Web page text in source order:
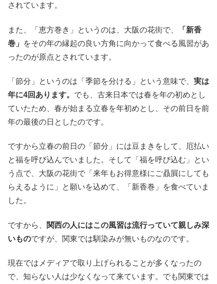
されています。
また、「恵方巻き」というのは、大阪の花街で、
「新香
巻」
をその年の縁起の良い方角に向かって食べる風習があ
ったのが原点とされています。
「節分」というのは「季節を分ける」という意味で、 実は
年に4回あります。 でも、古来日本では春を年の初めとし
ていたため、春が始まる立春を年初めとし、その前日を前
年の最後の日としたのです。
ですから立春の前日の「節分」には豆まきをして、厄払い
と福を呼び込んでいました。そして「福を呼び込む」とい
う点で、大阪の花街で「来年もお得意様にご贔屓にしても
らえるように」と願いを込めて、「新香巻」を食べていま
した。
ですから、
関西の人にはこの風習は流行っていて親しみ深
いものですが、関東では馴染みが無いものなのです。
現在ではメディアで取り上げられることが多くなったの
で、知らない人は少なくなって来ています。でも関東では